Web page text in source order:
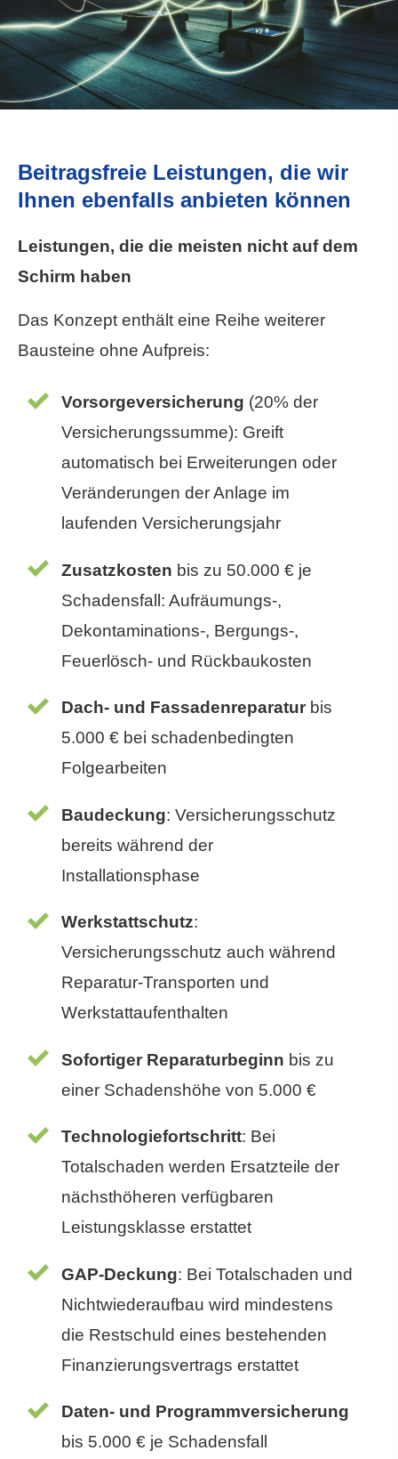
Beitragsfreie Leistungen, die wir
Ihnen ebenfalls anbieten können
Leistungen, die die meisten nicht auf dem
Schirm haben
Das Konzept enthält eine Reihe weiterer
Bausteine ohne Aufpreis:
Vorsorgeversicherung (20% der
Versicherungssumme): Greift
automatisch bei Erweiterungen oder
Veränderungen der Anlage im
laufenden Versicherungsjahr
Zusatzkosten bis zu 50.000 € je
Schadensfall: Aufräumungs-,
Dekontaminations-, Bergungs-,
Feuerlösch- und Rückbaukosten
Dach- und Fassadenreparatur bis
5.000 € bei schadenbedingten
Folgearbeiten
Baudeckung: Versicherungsschutz
bereits während der
Installationsphase
Werkstattschutz:
Versicherungsschutz auch während
Reparatur-Transporten und
Werkstattaufenthalten
Sofortiger Reparaturbeginn bis zu
einer Schadenshöhe von 5.000 €
Technologiefortschritt: Bei
Totalschaden werden Ersatzteile der
nächsthöheren verfügbaren
Leistungsklasse erstattet
GAP-Deckung: Bei Totalschaden und
Nichtwiederaufbau wird mindestens
die Restschuld eines bestehenden
Finanzierungsvertrags erstattet
Daten- und Programmversicherung
bis 5.000 € je Schadensfall